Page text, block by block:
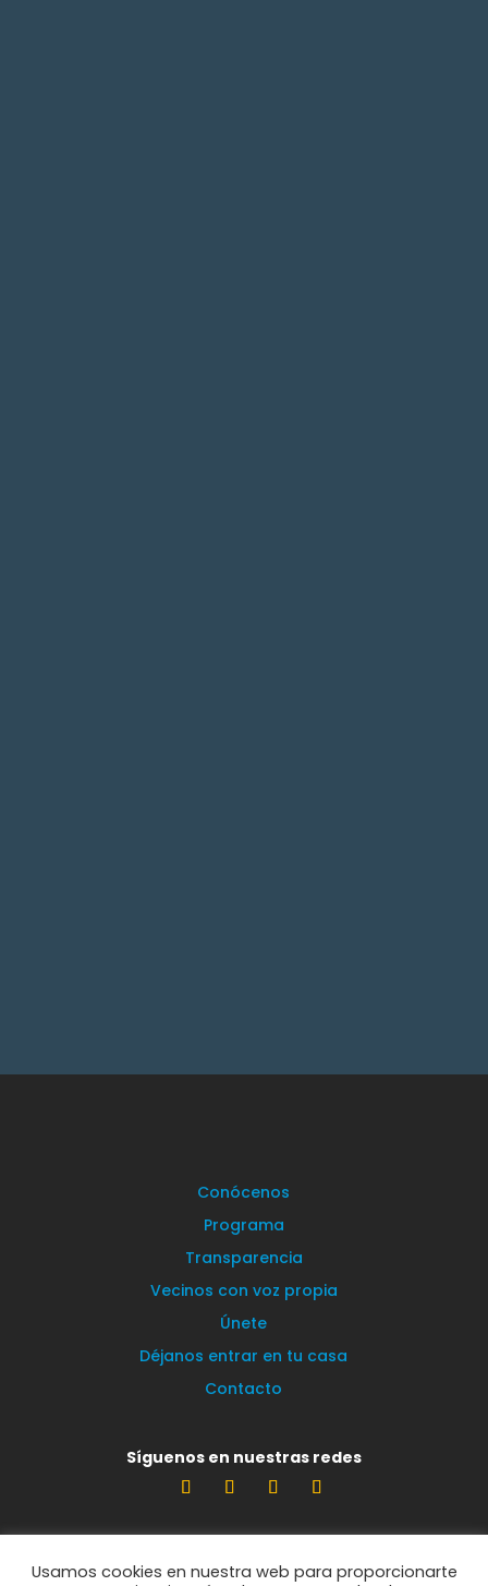
Conócenos
Programa
Transparencia
Vecinos con voz propia
Únete
Déjanos entrar en tu casa
Contacto
Síguenos en nuestras redes
Estamos encantados de leerte
info@vecinosportorrelodones.org
Usamos cookies en nuestra web para proporcionarte